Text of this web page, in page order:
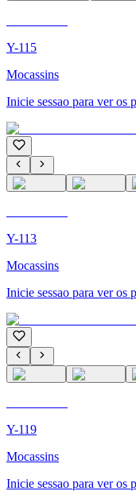
Y-115
Mocassins
Inicie sessao para ver os
Y-113
Mocassins
Inicie sessao para ver os
Y-119
Mocassins
Inicie sessao para ver os